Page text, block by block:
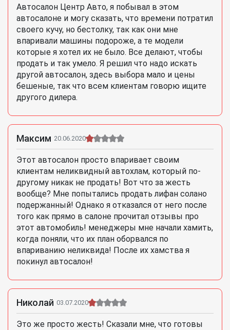
Автосалон Центр Авто, я побывал в этом
автосалоне и могу сказать, что времени потратил
своего кучу, но бестолку, так как они мне
впаривали машины подороже, а те модели
которые я хотел их не было. Все делают, чтобы
продать и так умело. Я решил что надо искать
другой автосалон, здесь выбора мало и цены
бешеные, так что всем клиентам говорю ищите
другого дилера.
Максим 20.06.2020
Этот автосалон просто впаривает своим
клиентам неликвидный автохлам, который по-
другому никак не продать! Вот что за жесть
вообще? Мне попытались продать лифан солано
подержанный! Однако я отказался от него после
того как прямо в салоне прочитал отзывы про
этот автомобиль! менеджеры мне начали хамить,
когда поняли, что их план оборвался по
впариванию неликвида! После их хамства я
покинул автосалон!
Николай 03.07.2020
Это же просто жесть! Сказали мне, что готовы